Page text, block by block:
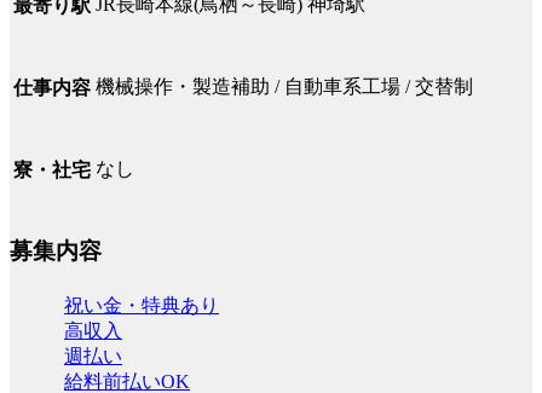
最寄り駅 JR長崎本線(鳥栖～長崎) 神埼駅
仕事内容 機械操作・製造補助 / 自動車系工場 / 交替制
寮・社宅 なし
募集内容
祝い金・特典あり
高収入
週払い
給料前払いOK